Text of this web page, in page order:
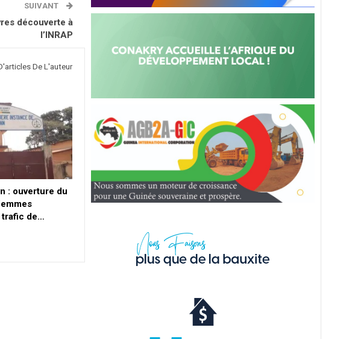
SUIVANT
découverte à
l’INRAP
De L'auteur
: ouverture du
trafic de…